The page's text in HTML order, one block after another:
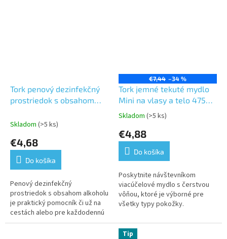
Tork penový dezinfekčný
prostriedok s obsahom
Skladom (>5 ks)
€4,68
Do košíka
Penový dezinfekčný
prostriedok s obsahom alkoholu
je praktický pomocník či už na
cestách alebo pre každodennú
hygienu Vašich rúk
€7,44 –34 %
Tork jemné tekuté mydlo
Mini na vlasy a telo 475ml
-S2
Priemerné
produktu
5,0
5
hviezdičiek.
Skladom (>5 ks)
€4,88
Do košíka
Poskytnite návštevníkom
viacúčelové mydlo s čerstvou
vôňou, ktoré je výborné pre
všetky typy pokožky.
vôňou, ktoré je vhodné pre
normálnu a...
Tip